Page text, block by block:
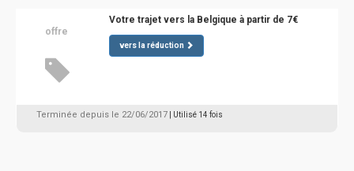
offre
Votre trajet vers la Belgique à partir de 7€
vers la réduction
Terminée depuis le 22/06/2017 | Utilisé 14 fois